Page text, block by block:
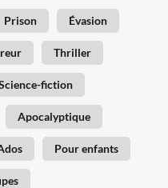
Prison Évasion
Thriller
fiction
Apocalyptique
Pour enfants